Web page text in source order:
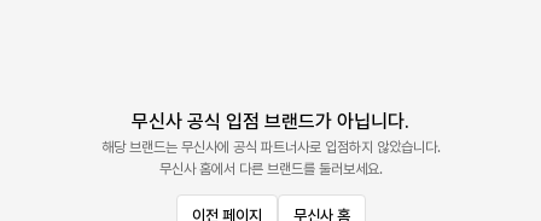
무신사 공식 입점 브랜드가 아닙니다.
해당 브랜드는 무신사에 공식 파트너사로 입점하지 않았습니다.
무신사 홈에서 다른 브랜드를 둘러보세요.
이전 페이지 무신사 홈